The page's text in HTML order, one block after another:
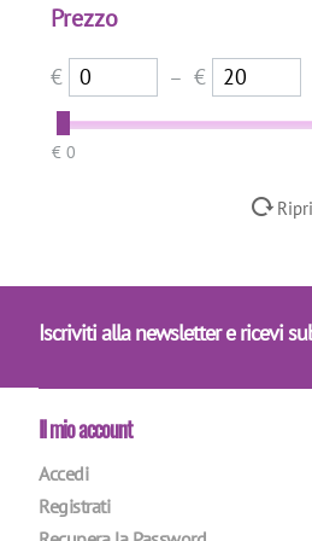
Bronzo
Ecrù
Giallo
Nero
Ocra
Oro
Rosa
Prezzo
€ – €
‎€ 0
Iscriviti alla newsletter e ricevi
Il mio account
Accedi
Registrati